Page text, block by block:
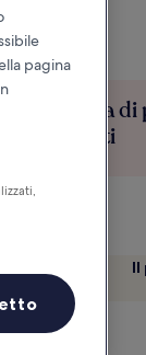
Risparmia
soli iscritti
Il
pagina